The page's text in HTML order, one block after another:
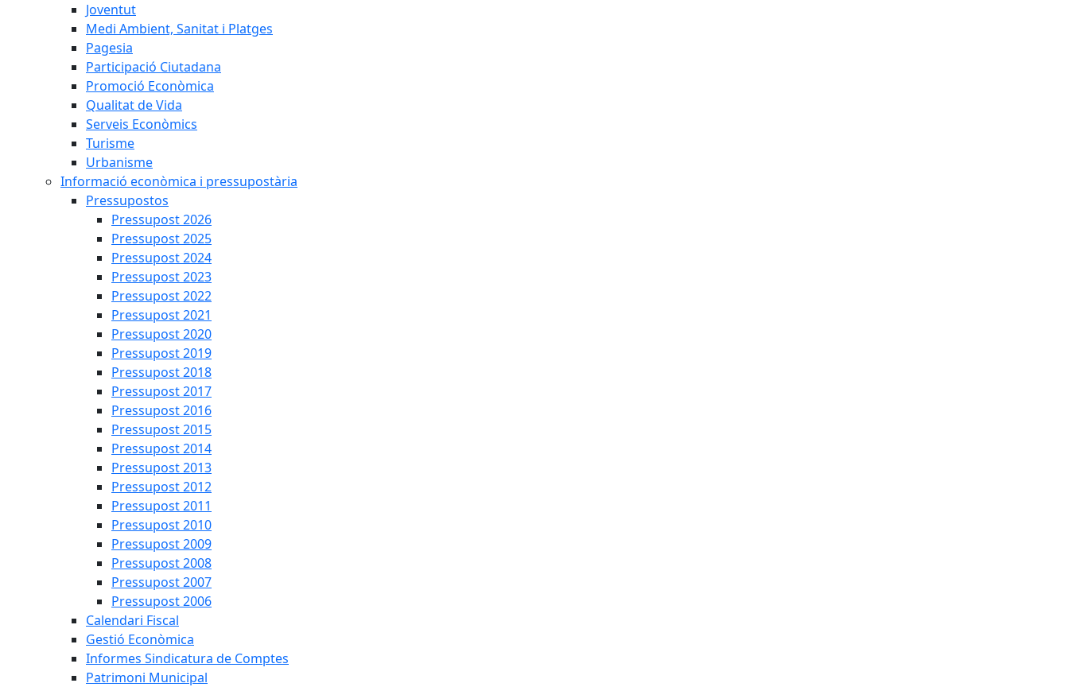
Joventut
Medi Ambient, Sanitat i Platges
Pagesia
Participació Ciutadana
Promoció Econòmica
Qualitat de Vida
Serveis Econòmics
Turisme
Urbanisme
Informació econòmica i pressupostària
Pressupostos
Pressupost 2026
Pressupost 2025
Pressupost 2024
Pressupost 2023
Pressupost 2022
Pressupost 2021
Pressupost 2020
Pressupost 2019
Pressupost 2018
Pressupost 2017
Pressupost 2016
Pressupost 2015
Pressupost 2014
Pressupost 2013
Pressupost 2012
Pressupost 2011
Pressupost 2010
Pressupost 2009
Pressupost 2008
Pressupost 2007
Pressupost 2006
Calendari Fiscal
Gestió Econòmica
Informes Sindicatura de Comptes
Patrimoni Municipal